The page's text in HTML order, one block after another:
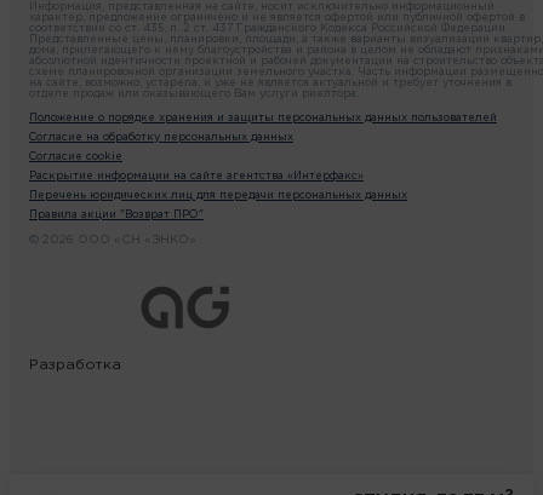
Информация, представленная на сайте, носит исключительно информационный
характер, предложение ограничено и не является офертой или публичной офертой в
соответствии со ст. 435, п. 2 ст. 437 Гражданского Кодекса Российской Федерации.
Представленные цены, планировки, площади, а также варианты визуализации квартир,
дома, прилегающего к нему благоустройства и района в целом не обладают
абсолютной идентичности проектной и рабочей документации на строительство
схеме планировочной организации земельного участка. Часть информации
на сайте, возможно, устарела, и уже не является актуальной и требует уточнения в
отделе продаж или оказывающего Вам услуги риелтора.
Положение о порядке хранения и защиты персональных данных пользователей
Согласие на обработку персональных данных
Согласие cookie
Раскрытие информации на сайте агентства «Интерфакс»
Перечень юридических лиц для передачи персональных данных
Правила акции "Возврат ПРО"
© 2026 ООО «СН «ЭНКО»
Разработка